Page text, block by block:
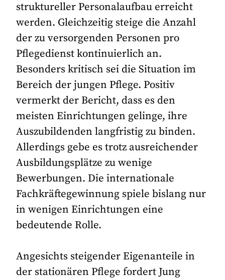
struktureller Personalaufbau erreicht
werden. Gleichzeitig steige die Anzahl
der zu versorgenden Personen pro
Pflegedienst kontinuierlich an.
Besonders kritisch sei die Situation im
Bereich der jungen Pflege. Positiv
vermerkt der Bericht, dass es den
meisten Einrichtungen gelinge, ihre
Auszubildenden langfristig zu binden.
Allerdings gebe es trotz ausreichender
Ausbildungsplätze zu wenige
Bewerbungen. Die internationale
Fachkräftegewinnung spiele bislang nur
in wenigen Einrichtungen eine
bedeutende Rolle.
Angesichts steigender Eigenanteile in
der stationären Pflege fordert Jung